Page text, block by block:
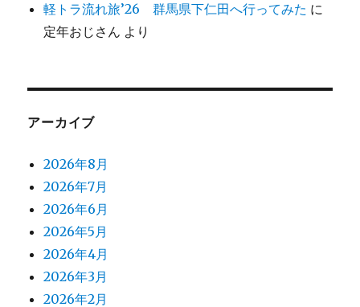
軽トラ流れ旅’26 群馬県下仁田へ行ってみた に
定年おじさん より
アーカイブ
2026年8月
2026年7月
2026年6月
2026年5月
2026年4月
2026年3月
2026年2月